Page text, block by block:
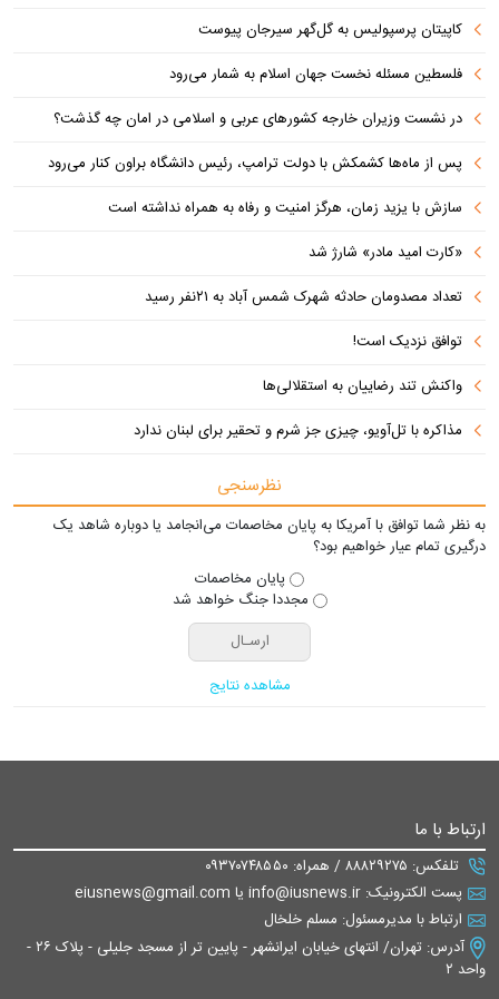
کاپیتان پرسپولیس به گل‌گهر سیرجان پیوست
فلسطین مسئله نخست جهان اسلام به شمار می‌رود
در نشست وزیران خارجه کشورهای عربی و اسلامی در امان چه گذشت؟
پس از ماه‌ها کشمکش با دولت ترامپ، رئیس دانشگاه براون کنار می‌رود
سازش با یزید زمان، هرگز امنیت و رفاه به همراه نداشته است
«کارت امید مادر» شارژ شد
تعداد مصدومان حادثه شهرک شمس آباد به ۲۱نفر رسید
توافق نزدیک است!
واکنش تند رضاییان به استقلالی‌ها
مذاکره با تل‌آویو، چیزی جز شرم و تحقیر برای لبنان ندارد
نظرسنجی
به نظر شما توافق با آمریکا به پایان مخاصمات می‌انجامد یا دوباره شاهد یک
درگیری تمام عیار خواهیم بود؟
پایان مخاصمات
مجددا جنگ خواهد شد
مشاهده نتایج
ارتباط با ما
تلفکس: ۸۸۸۲۹۲۷۵ / همراه: ۰۹۳۷۰۷۴۸۵۵۰
پست الکترونیک: info@iusnews.ir یا eiusnews@gmail.com
ارتباط با مدیرمسئول: مسلم خلخال
آدرس: تهران/ انتهای خیابان ایرانشهر - پایین تر از مسجد جلیلی - پلاک ۲۶ -
واحد ۲